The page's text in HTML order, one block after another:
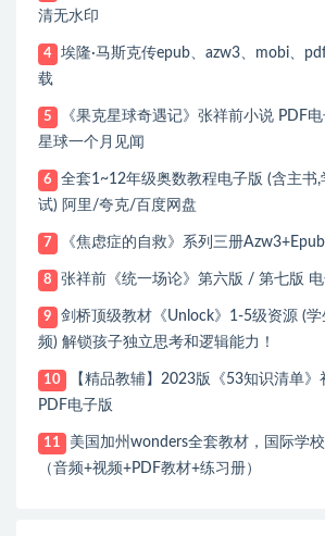
清无水印
4
埃隆·马斯克传epub、azw3、mobi、
载
5
《果克星球奇遇记》张祥前小说 PDF
星球一个月见闻
6
全套1~12年级奥数教程电子版 (含主书,
试) 阿里/夸克/百度网盘
7 《焦虑症的自救》系列三册
8 张祥前《统一场论》第六版 / 第七版 电
9
剑桥顶级教材《Unlock》1-5级资源 (
频) 解锁孩子独立思考和逻辑能力！
10
【精品教辅】2023版《53知识清单
PDF电子版
11
美国加州wonders全套教材，国际学
（音频+视频+PDF教材+练习册）